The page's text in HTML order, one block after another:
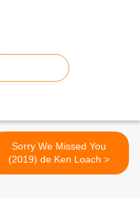
Sorry We Missed You
(2019) de Ken Loach >